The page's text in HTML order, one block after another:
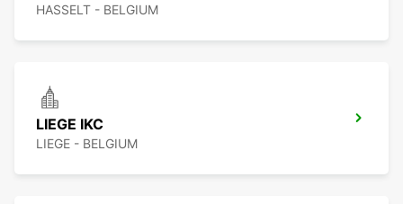
HASSELT - BELGIUM
LIEGE IKC
LIEGE - BELGIUM